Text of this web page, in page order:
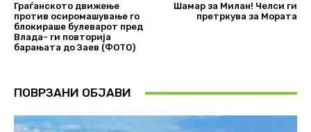
Граѓанското движење
против осиромашување го
блокираше булеварот пред
Влада- ги повторија
барањата до Заев (ФОТО)
Шамар за Милан! Челси ги
претркува за Мората
ПОВРЗАНИ ОБЈАВИ